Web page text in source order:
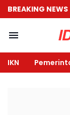
BREAKING NEWS
Rumah
IKN